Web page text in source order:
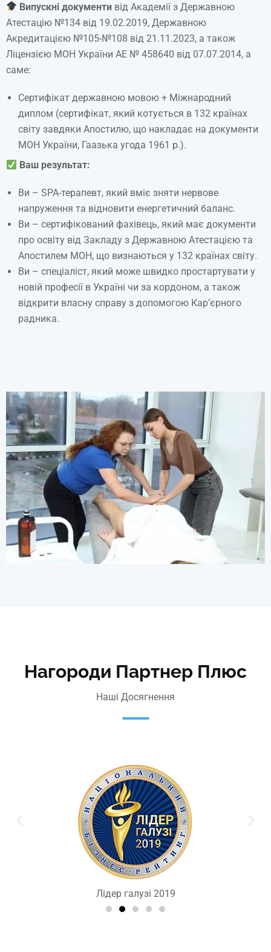
Випускні документи від Академії з Державною
Атестацію №134 від 19.02.2019, Державною
Акредитацією №105-№108 від 21.11.2023, а також
Ліцензією МОН України АЕ № 458640 від 07.07.2014, а
саме:
Сертифікат державною мовою + Міжнародний
диплом (сертифікат, який котується в 132 країнах
світу завдяки Апостилю, що накладає на документи
МОН України, Гаазька угода 1961 р.).
Ваш результат:
Ви – SPA-терапевт, який вміє зняти нервове
напруження та відновити енергетичний баланс.
Ви – сертифікований фахівець, який має документи
про освіту від Закладу з Державною Атестацією та
Апостилем МОН, що визнаються у 132 країнах світу.
Ви – спеціаліст, який може швидко простартувати у
новій професії в Україні чи за кордоном, а також
відкрити власну справу з допомогою Кар’єрного
радника.
Нагороди Партнер Плюс
Наші Досягнення
Лідер галузі 2019